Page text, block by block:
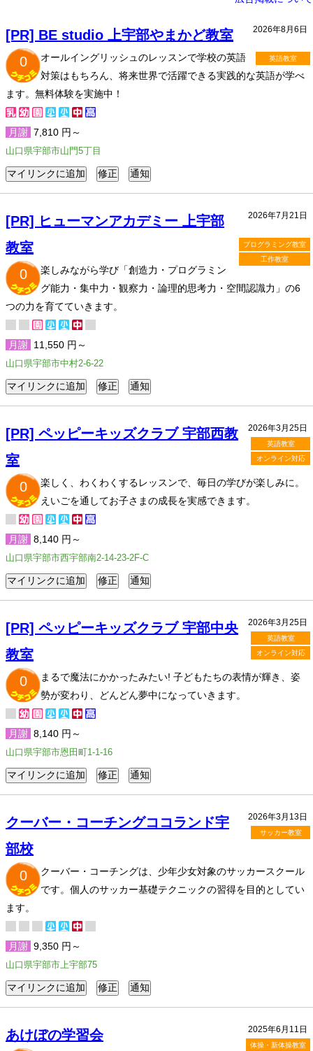
2026年8月6日
英語教室
[PR] BE studio 上宇部やまかど教室
0
オールイングリッシュのレッスンで学校の英語
対策はもちろん、将来世界で活躍できる実践的な英語が学べ
ます。無料体験を実施中！
月謝 7,810 円～
山口県宇部市山門5丁目
2026年7月21日
プログラミング教室
工作教室
[PR] ヒューマンアカデミー 上宇部
教室
0
楽しみながら学び「創造力・プログラミン
グ能力・集中力・観察力・論理的思考力・空間認識力」の6
つの力を育てていきます。
月謝 11,550 円～
山口県宇部市中村2-6-22
2026年3月25日
英語教室
オンライン対応
[PR] ペッピーキッズクラブ 宇部西教
室
0
楽しく、わくわくするレッスンで、毎日の学びが楽しみに。
えいごを通してお子さまの成長を実感できます。
月謝 8,140 円～
山口県宇部市西宇部南2-14-23-2F-C
2026年3月25日
英語教室
オンライン対応
[PR] ペッピーキッズクラブ 宇部中央
教室
0
まるで魔法にかかったみたい! 子どもたちの表情が輝き、姿
勢が変わり、どんどん夢中になっていきます。
月謝 8,140 円～
山口県宇部市恩田町1-1-16
2026年3月13日
サッカー教室
クーバー・コーチングココランド宇
部校
0
クーバー・コーチングは、少年少女対象のサッカースクール
です。個人のサッカー基礎テクニックの習得を目的としてい
ます。
月謝 9,350 円～
山口県宇部市上宇部75
2025年6月11日
体操・新体操教室
あけぼの学習会